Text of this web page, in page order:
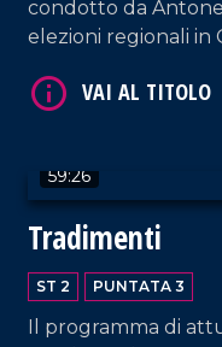
condotto da
elezioni regionali in
per il centrosinistra.
59:26
Tradimenti
ST 2 PUNTATA 3
Il programma di
VAI AL TITOLO